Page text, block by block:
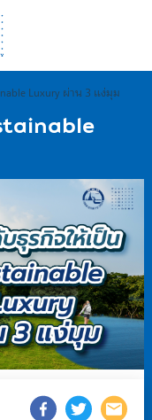
Luxury ผ่าน 3 แง่มุม